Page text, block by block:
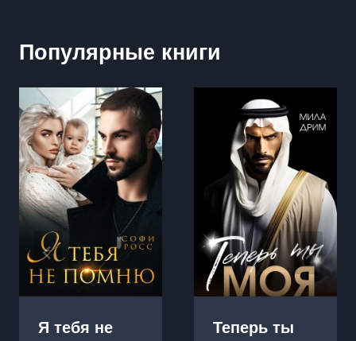
Популярные книги
Я тебя не
Теперь ты